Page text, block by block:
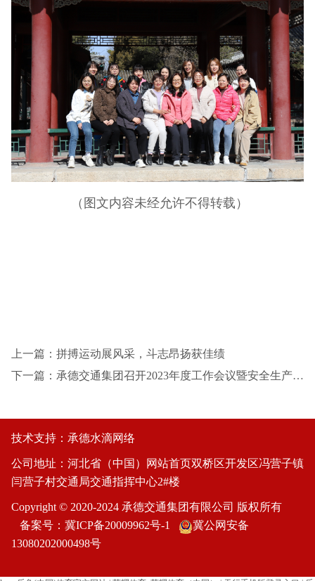
（图文内容未经允许不得转载）
上一篇：拼搏运动展风采，斗志昂扬获佳绩
下一篇：承德交通集团召开2023年度工作会议暨安全生产、党风廉政建设会议
技术支持： 承德水滴网络
公司地址：河北省（中国）网站首页双桥区开发区冯营子镇
闫营子村交通局交通指挥中心2#楼
Copyright © 2020-2024 承德交通集团有限公司 版权所有
备案号： 冀ICP备20009962号-1
冀公网安备
13080202000498号